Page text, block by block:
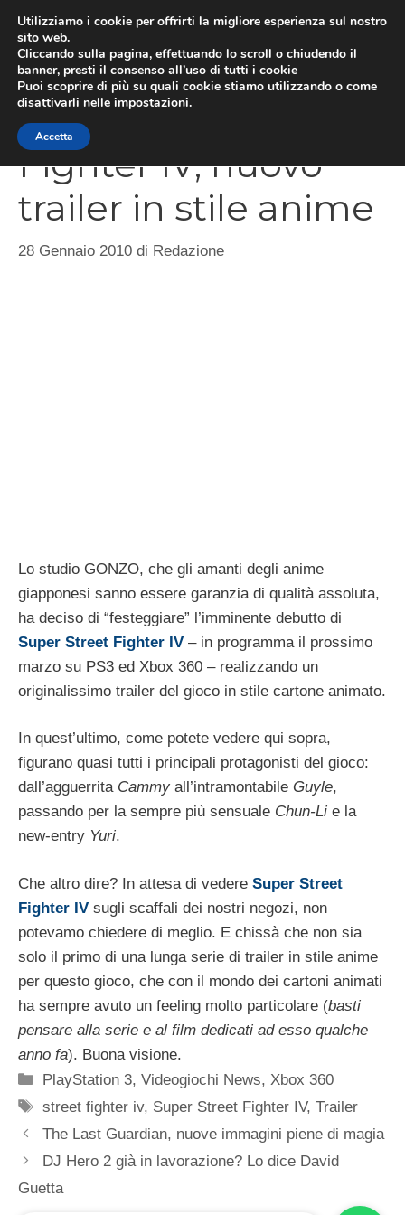
contenuto
Super Street
Fighter IV, nuovo
trailer in stile anime
28 Gennaio 2010 di Redazione
Lo studio GONZO, che gli amanti degli anime
giapponesi sanno essere garanzia di qualità assoluta,
ha deciso di “festeggiare” l’imminente debutto di
Super Street Fighter IV – in programma il prossimo
marzo su PS3 ed Xbox 360 – realizzando un
originalissimo trailer del gioco in stile cartone animato.
In quest’ultimo, come potete vedere qui sopra,
figurano quasi tutti i principali protagonisti del gioco:
dall’agguerrita Cammy all’intramontabile Guyle,
passando per la sempre più sensuale Chun-Li e la
new-entry Yuri.
Che altro dire? In attesa di vedere Super Street
Fighter IV sugli scaffali dei nostri negozi, non
potevamo chiedere di meglio. E chissà che non sia
solo il primo di una lunga serie di trailer in stile anime
per questo gioco, che con il mondo dei cartoni animati
ha sempre avuto un feeling molto particolare (basti
pensare alla serie e al film dedicati ad esso qualche
anno fa). Buona visione.
Categorie
PlayStation 3,Videogiochi News, Xbox 360
Tag
street fighter iv, Super Street Fighter IV,Trailer
The Last Guardian, nuove immagini piene di magia
DJ Hero 2 già in lavorazione? Lo dice David
Guetta
Utilizziamo i cookie per offrirti la migliore esperienza sul nostro
sito web.
Cliccando sulla pagina, effettuando lo scroll o chiudendo il
banner, presti il consenso all’uso di tutti i cookie
Puoi scoprire di più su quali cookie stiamo utilizzando o come
disattivarli nelle impostazioni.
Accetta